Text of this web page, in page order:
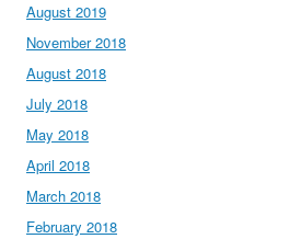
August 2019
November 2018
August 2018
July 2018
May 2018
April 2018
March 2018
February 2018